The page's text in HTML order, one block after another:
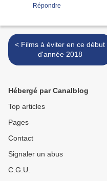
Répondre
< Films à éviter en ce début
d'année 2018
Hébergé par Canalblog
Top articles
Pages
Contact
Signaler un abus
C.G.U.